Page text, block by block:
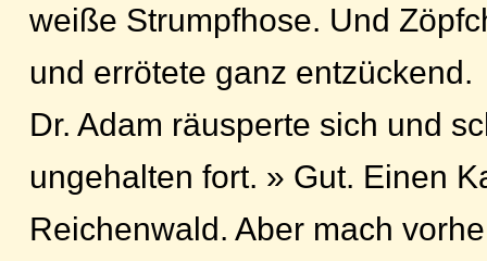
weiße Strumpfhose. Und
und errötete ganz entzückend.
Dr. Adam räusperte sich und
ungehalten fort. » Gut. Einen
Reichenwald. Aber mach